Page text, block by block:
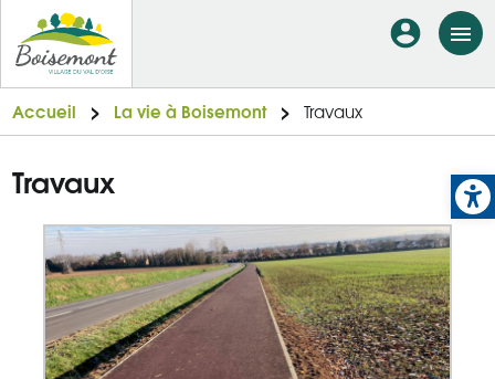
En-
Accueil La vie à Boisemont Travaux
Travaux